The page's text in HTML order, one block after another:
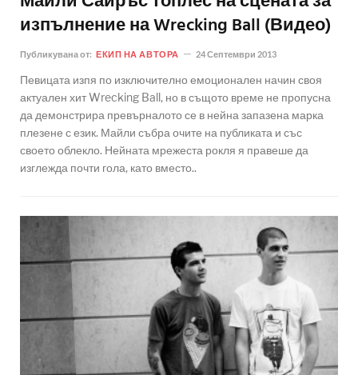
изпълнение на Wrecking Ball (Видео)
Публикувана от: ЕКИП НА АВТОРА 24 Септември 2013
Певицата изпя по изключително емоционален начин своя
актуален хит Wrecking Ball, но в същото време не пропусна
да демонстрира превърналото се в нейна запазена марка
плезене с език. Майли събра очите на публиката и със
своето облекло. Нейната мрежеста рокля я правеше да
изглежда почти гола, като вместо..